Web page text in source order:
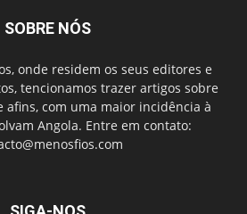
SOBRE NÓS
onde residem os seus editores e
tencionamos trazer artigos sobre
afins, com uma maior incidência à
Angola. Entre em contato: